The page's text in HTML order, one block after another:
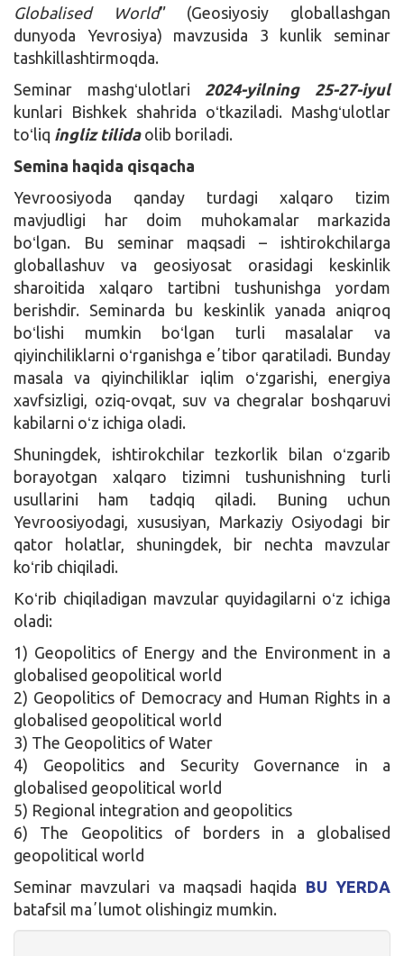
Globalised World” (Geosiyosiy globallashgan
dunyoda Yevrosiya) mavzusida 3 kunlik seminar
tashkillashtirmoqda.
Seminar mashgʻulotlari 2024-yilning 25-27-iyul
kunlari Bishkek shahrida oʻtkaziladi. Mashgʻulotlar
toʻliq ingliz tilida olib boriladi.
Semina haqida qisqacha
Yevroosiyoda qanday turdagi xalqaro tizim
mavjudligi har doim muhokamalar markazida
boʻlgan. Bu seminar maqsadi – ishtirokchilarga
globallashuv va geosiyosat orasidagi keskinlik
sharoitida xalqaro tartibni tushunishga yordam
berishdir. Seminarda bu keskinlik yanada aniqroq
boʻlishi mumkin boʻlgan turli masalalar va
qiyinchiliklarni oʻrganishga eʼtibor qaratiladi. Bunday
masala va qiyinchiliklar iqlim oʻzgarishi, energiya
xavfsizligi, oziq-ovqat, suv va chegralar boshqaruvi
kabilarni oʻz ichiga oladi.
Shuningdek, ishtirokchilar tezkorlik bilan oʻzgarib
borayotgan xalqaro tizimni tushunishning turli
usullarini ham tadqiq qiladi. Buning uchun
Yevroosiyodagi, xususiyan, Markaziy Osiyodagi bir
qator holatlar, shuningdek, bir nechta mavzular
koʻrib chiqiladi.
Koʻrib chiqiladigan mavzular quyidagilarni oʻz ichiga
oladi:
1) Geopolitics of Energy and the Environment in a
globalised geopolitical world
2) Geopolitics of Democracy and Human Rights in a
globalised geopolitical world
3) The Geopolitics of Water
4) Geopolitics and Security Governance in a
globalised geopolitical world
5) Regional integration and geopolitics
6) The Geopolitics of borders in a globalised
geopolitical world
Seminar mavzulari va maqsadi haqida BU YERDA
batafsil maʼlumot olishingiz mumkin.